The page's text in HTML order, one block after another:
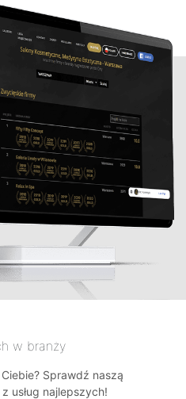
w branży
Sprawdź naszą
usług najlepszych!